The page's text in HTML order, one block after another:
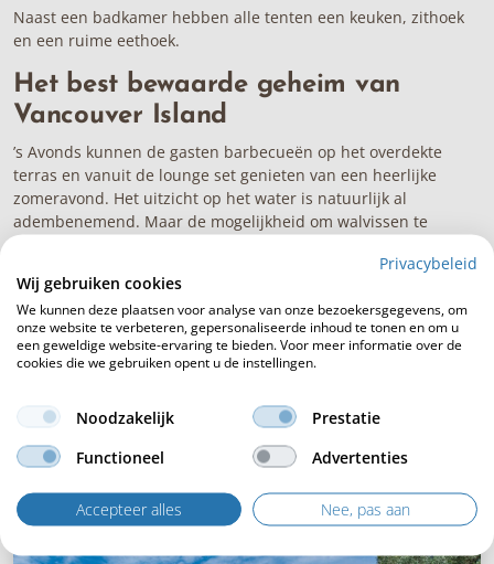
Naast een badkamer hebben alle tenten een keuken, zithoek
en een ruime eethoek.
Het best bewaarde geheim van
Vancouver Island
’s Avonds kunnen de gasten barbecueën op het overdekte
terras en vanuit de lounge set genieten van een heerlijke
zomeravond. Het uitzicht op het water is natuurlijk al
adembenemend. Maar de mogelijkheid om walvissen te
De keuze van Brown’s Bay Resort
Privacybeleid
Wij gebruiken cookies
We kunnen deze plaatsen voor analyse van onze bezoekersgegevens, om
onze website te verbeteren, gepersonaliseerde inhoud te tonen en om u
een geweldige website-ervaring te bieden. Voor meer informatie over de
cookies die we gebruiken opent u de instellingen.
Noodzakelijk
Prestatie
Functioneel
Advertenties
Accepteer alles Nee, pas aan